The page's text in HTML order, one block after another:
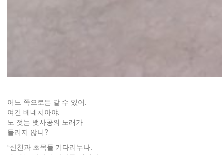
어느 쪽으로든 갈 수 있어.
여긴 베네치아야.
노 젓는 뱃사공의 노래가
들리지 않니?
“산천과 초목들 기다리누나.